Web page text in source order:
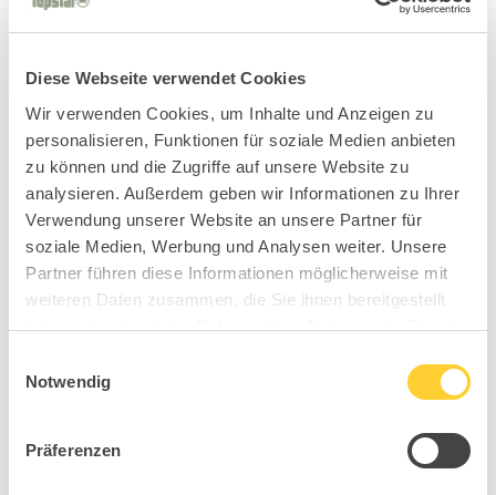
Diese Webseite verwendet Cookies
Wir verwenden Cookies, um Inhalte und Anzeigen zu
personalisieren, Funktionen für soziale Medien anbieten
zu können und die Zugriffe auf unsere Website zu
analysieren. Außerdem geben wir Informationen zu Ihrer
Verwendung unserer Website an unsere Partner für
soziale Medien, Werbung und Analysen weiter. Unsere
Partner führen diese Informationen möglicherweise mit
weiteren Daten zusammen, die Sie ihnen bereitgestellt
haben oder die sie im Rahmen Ihrer Nutzung der Dienste
Notwendig
Präferenzen